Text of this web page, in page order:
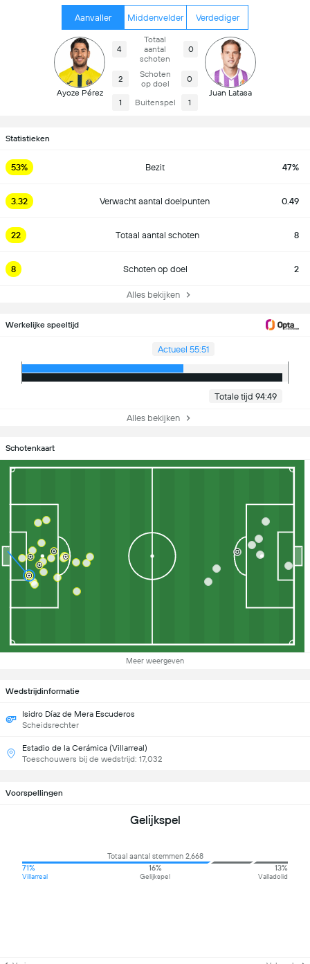
Aanvaller Middenvelder Verdediger
Ayoze Pérez
4
Totaal
aantal
schoten
0
2
Schoten
op doel
0
1 Buitenspel 1
Juan Latasa
Statistieken
53% Bezit 47%
3.32 Verwacht aantal doelpunten 0.49
22 Totaal aantal schoten 8
8 Schoten op doel 2
Alles bekijken
Werkelijke speeltijd
Actueel 55:51
Totale tijd 94:49
Alles bekijken
Schotenkaart
Meer weergeven
Wedstrijdinformatie
Isidro Díaz de Mera Escuderos
Scheidsrechter
Estadio de la Cerámica (Villarreal)
Toeschouwers bij de wedstrijd: 17,032
Voorspellingen
Gelijkspel
Totaal aantal stemmen 2,668
71%
Villarreal
16%
Gelijkspel
13%
Valladolid